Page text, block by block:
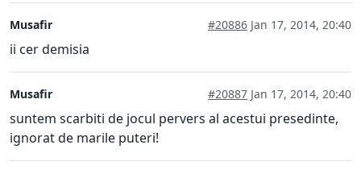
Musafir #20886 Jan 17, 2014, 20:40
ii cer demisia
Musafir #20887 Jan 17, 2014, 20:40
suntem scarbiti de jocul pervers al acestui presedinte,
ignorat de marile puteri!